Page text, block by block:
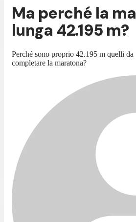
Ma perché la
lunga 42.195 m?
Perché sono proprio 42.195 m quelli da
completare la maratona?